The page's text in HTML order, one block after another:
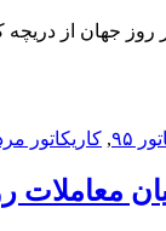
۹۵ , کاریکاتور
معاملات